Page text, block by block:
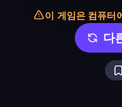
이 게임은 컴퓨터
다